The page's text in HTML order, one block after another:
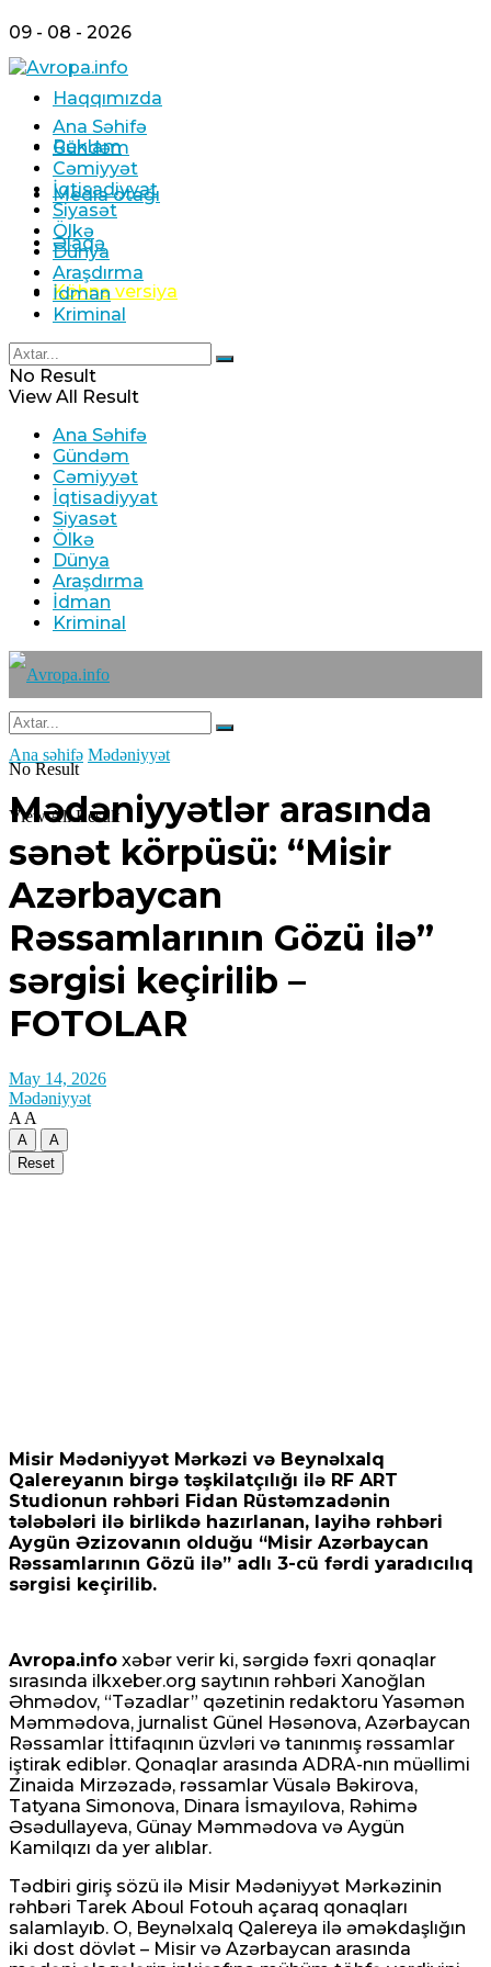
09 - 08 - 2026
Haqqımızda
Reklam
Media otağı
Əlaqə
Köhnə versiya
Ana Səhifə
Gündəm
Cəmiyyət
İqtisadiyyat
Siyasət
Ölkə
Dünya
Araşdırma
İdman
Kriminal
No Result
View All Result
Ana Səhifə
Gündəm
Cəmiyyət
İqtisadiyyat
Siyasət
Ölkə
Dünya
Araşdırma
İdman
Kriminal
No Result
View All Result
Ana səhifə Mədəniyyət
Mədəniyyətlər arasında
sənət körpüsü: “Misir
Azərbaycan
Rəssamlarının Gözü ilə”
sərgisi keçirilib –
FOTOLAR
May 14, 2026
Mədəniyyət
A A
A
A
Reset
Misir Mədəniyyət Mərkəzi və Beynəlxalq
Qalereyanın birgə təşkilatçılığı ilə RF ART
Studionun rəhbəri Fidan Rüstəmzadənin
tələbələri ilə birlikdə hazırlanan, layihə rəhbəri
Aygün Əzizovanın olduğu “Misir Azərbaycan
Rəssamlarının Gözü ilə” adlı 3-cü fərdi yaradıcılıq
sərgisi keçirilib.
Avropa.info xəbər verir ki, sərgidə fəxri qonaqlar
sırasında ilkxeber.org saytının rəhbəri Xanoğlan
Əhmədov, “Təzadlar” qəzetinin redaktoru Yasəmən
Məmmədova, jurnalist Günel Həsənova, Azərbaycan
Rəssamlar İttifaqının üzvləri və tanınmış rəssamlar
iştirak ediblər. Qonaqlar arasında ADRA-nın müəllimi
Zinaida Mirzəzadə, rəssamlar Vüsalə Bəkirova,
Tatyana Simonova, Dinara İsmayılova, Rəhimə
Əsədullayeva, Günay Məmmədova və Aygün
Kamilqızı da yer alıblar.
Tədbiri giriş sözü ilə Misir Mədəniyyət Mərkəzinin
rəhbəri Tarek Aboul Fotouh açaraq qonaqları
salamlayıb. O, Beynəlxalq Qalereya ilə əməkdaşlığın
iki dost dövlət – Misir və Azərbaycan arasında